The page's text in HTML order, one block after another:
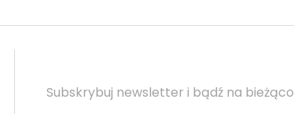
Subskrybuj newsletter i bądź na bieżąco